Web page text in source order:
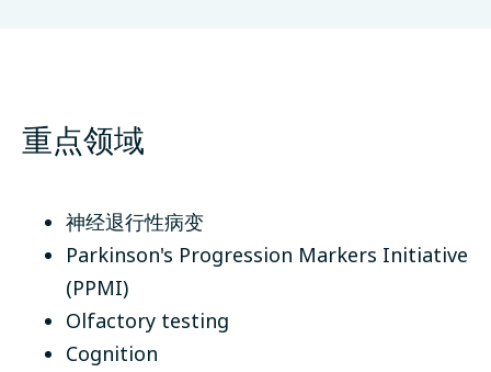
重点领域
神经退行性病变
Parkinson's Progression Markers Initiative
(PPMI)
Olfactory testing
Cognition